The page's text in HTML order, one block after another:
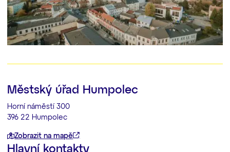
Městský úřad Humpolec
Horní náměstí 300
396 22 Humpolec
Zobrazit na mapě
Hlavní kontakty